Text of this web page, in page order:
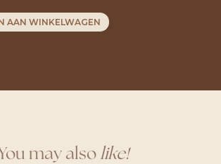
AAN WINKELWAGEN
may alsolike!